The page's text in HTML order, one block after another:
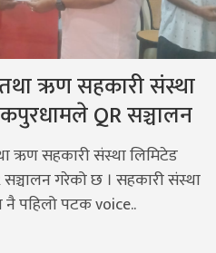
तथा ऋण सहकारी संस्था
QR सञ्चालन
ऋण सहकारी संस्था लिमिटेड
गरेको छ । सहकारी संस्था
नै पहिलो पटक voice..